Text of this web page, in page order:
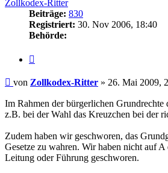
Zollkodex-Ritter
Beiträge: 830
Registriert: 30. Nov 2006, 18:40
Behörde:
Beitrag
von Zollkodex-Ritter » 26. Mai 2009,
Im Rahmen der bürgerlichen Grundrechte
z.B. bei der Wahl das Kreuzchen bei der
Zudem haben wir geschworen, das
Gesetze zu wahren. Wir haben nicht auf
Leitung oder Führung geschworen.